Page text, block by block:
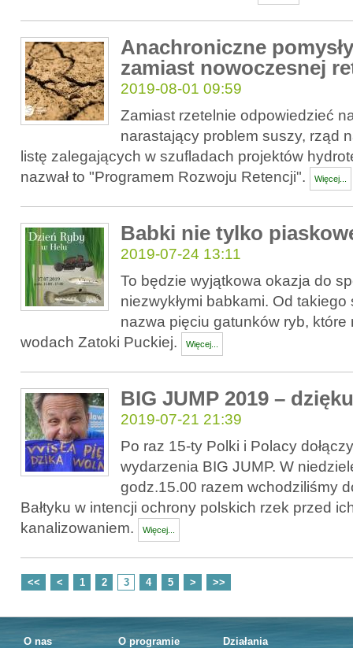
Anachroniczne
zamiast nowoczesnej
2019-08-01 09:59
Zamiast rzetelnie odpowiedzieć
narastający problem suszy, rząd
listę zalegających w szufladach projektów
nazwał to "Programem Rozwoju Retencji".
Więcej...
Babki nie tylko
2019-07-24 13:11
To będzie wyjątkowa okazja do
niezwykłymi babkami. Od takiego
nazwa pięciu gatunków ryb,
wodach Zatoki Puckiej.
Więcej...
BIG JUMP 2019 –
2019-07-21 21:39
Po raz 15-ty Polki i Polacy
wydarzenia BIG JUMP. W
godz.15.00 razem wchodziliśmy
Bałtyku w intencji ochrony polskich rzek przed
kanalizowaniem.
Więcej...
<< < 1 2 3 4 5 > >>
O nas O programie Działania